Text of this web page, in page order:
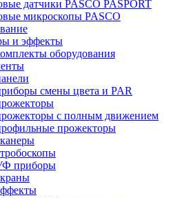
датчики PASCO PASPORT
микроскопы PASCO
и эффекты
оборудования
смены цвета и PAR
с полным движением
прожекторы
приборы